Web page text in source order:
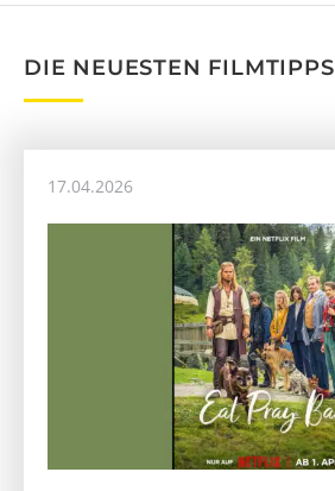
DIE NEUESTEN FILMTIPPS
17.04.2026